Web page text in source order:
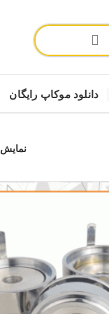
دانلود موکاپ رایگان
نمایش